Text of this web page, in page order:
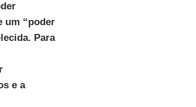
um “poder
Para
e a